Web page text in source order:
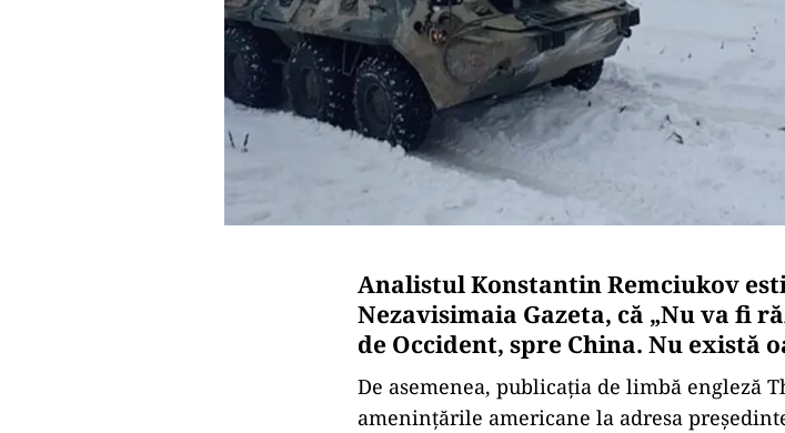
Analistul Konstantin Remciukov
Nezavisimaia Gazeta, că „Nu va fi
de Occident, spre China. Nu există
De asemenea, publicația de limbă engleză
amenințările americane la adresa